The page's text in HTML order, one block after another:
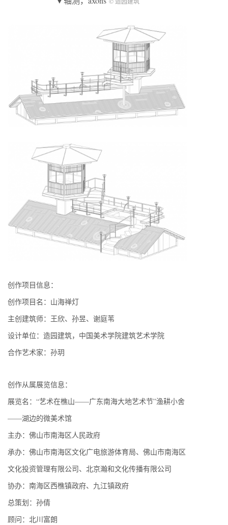
创作项目信息：
创作项目名：山海禅灯
主创建筑师：王欣、孙昱、谢庭苇
设计单位：造园建筑，中国美术学院建筑艺术学院
合作艺术家：孙玥
创作从属展览信息：
展览名：“艺术在樵山——广东南海大地艺术节”渔耕小舍
——湖边的微美术馆
主办：佛山市南海区人民政府
承办：佛山市南海区文化广电旅游体育局、佛山市南海区
文化投资管理有限公司、北京瀚和文化传播有限公司
协办：南海区西樵镇政府、九江镇政府
总策划：孙倩
顾问：北川富朗